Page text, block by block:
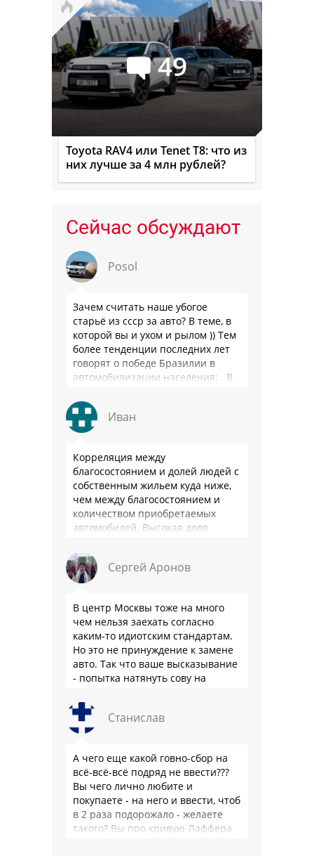
49
Toyota RAV4 или Tenet T8: что из
них лучше за 4 млн рублей?
Сейчас обсуждают
Posol
Зачем считать наше убогое
старьё из ссср за авто? В теме, в
которой вы и ухом и рылом )) Тем
более тенденции последних лет
говорят о победе Бразилии в
автомобилизации населения: . В
Иван
Корреляция между
благосостоянием и долей людей с
собственным жильем куда ниже,
чем между благосостоянием и
количеством приобретаемых
автомобилей. Высокая доля
приоритетов из-за высокого
уровня жизни, …
Сергей Аронов
В центр Москвы тоже на много
чем нельзя заехать согласно
каким-то идиотским стандартам.
Но это не принуждение к замене
авто. Так что ваше высказывание
- попытка натянуть сову на
Станислав
А чего еще какой говно-сбор на
всё-всё-всё подряд не ввести???
Вы чего лично любите и
покупаете - на него и ввести, чтоб
в 2 раза подорожало - желаете
такого? Вы про кривую Лаффера